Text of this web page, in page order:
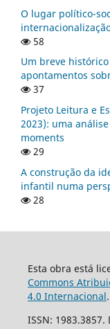
O lugar político-
58
Um breve
apontamentos
37
Projeto Leitura e
2023): uma
moments
29
A construção da
infantil numa
28
Esta obra está
Commons
4.0 Internacional.
ISSN: 1983.3857.